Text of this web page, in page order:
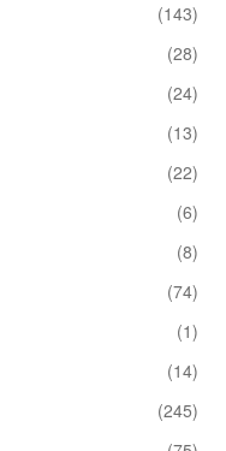
(143)
(28)
(24)
(13)
(22)
(6)
(8)
(74)
(1)
(14)
(245)